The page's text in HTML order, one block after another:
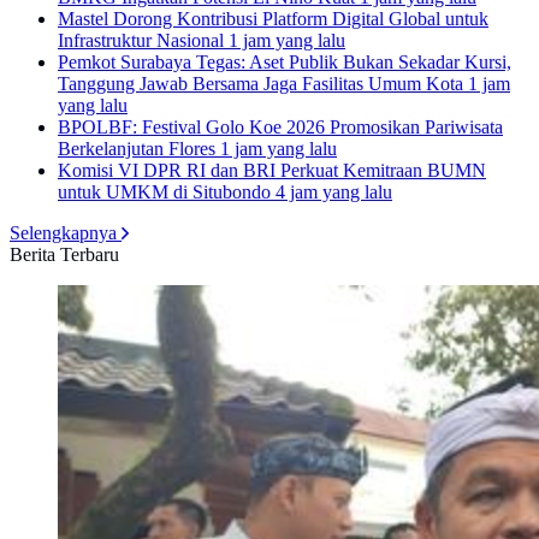
Mastel Dorong Kontribusi Platform Digital Global untuk
Infrastruktur Nasional 1 jam yang lalu
Pemkot Surabaya Tegas: Aset Publik Bukan Sekadar Kursi,
Tanggung Jawab Bersama Jaga Fasilitas Umum Kota 1 jam
yang lalu
BPOLBF: Festival Golo Koe 2026 Promosikan Pariwisata
Berkelanjutan Flores 1 jam yang lalu
Komisi VI DPR RI dan BRI Perkuat Kemitraan BUMN
untuk UMKM di Situbondo 4 jam yang lalu
Selengkapnya
Berita Terbaru